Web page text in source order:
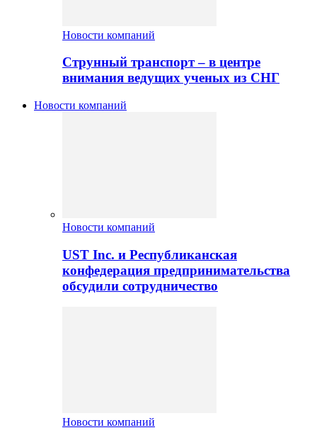
Новости компаний
Струнный транспорт – в центре
внимания ведущих ученых из СНГ
Новости компаний
Новости компаний
UST Inc. и Республиканская
конфедерация предпринимательства
обсудили сотрудничество
Новости компаний